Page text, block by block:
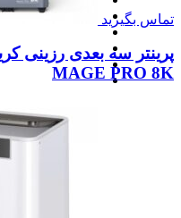
تماس بگیرید
MAGE PRO 8K